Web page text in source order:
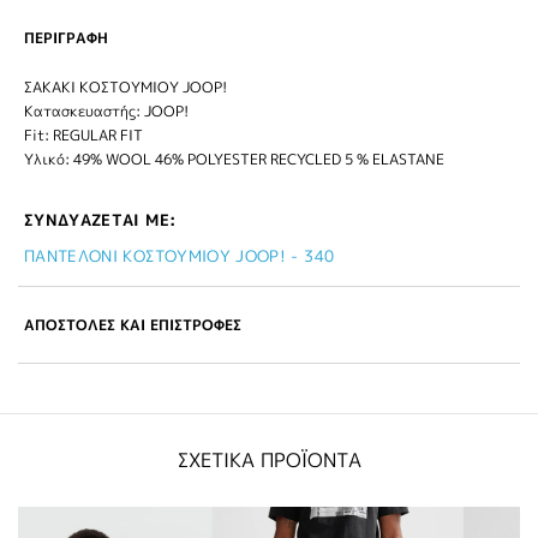
ΠΕΡΙΓΡΑΦΗ
ΣΑΚΑΚΙ ΚΟΣΤΟΥΜΙΟΥ JOOP!
Κατασκευαστής: JOOP!
Fit: REGULAR FIT
Υλικό: 49% WOOL 46% POLYESTER RECYCLED 5 % ELASTANE
ΣΥΝΔΥΑΖΕΤΑΙ ΜΕ:
ΠΑΝΤΕΛΟΝΙ ΚΟΣΤΟΥΜΙΟΥ JOOP! - 340
ΑΠΟΣΤΟΛΕΣ ΚΑΙ ΕΠΙΣΤΡΟΦΕΣ
ΣΧΕΤΙΚΑ ΠΡΟΪΟΝΤΑ